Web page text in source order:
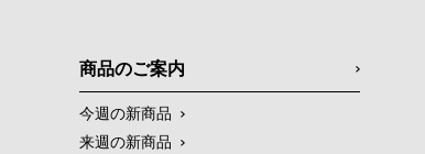
商品のご案内
今週の新商品
来週の新商品